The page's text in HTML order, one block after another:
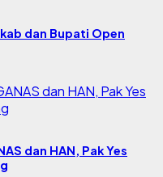
dan Bupati Open
dan HAN, Pak Yes